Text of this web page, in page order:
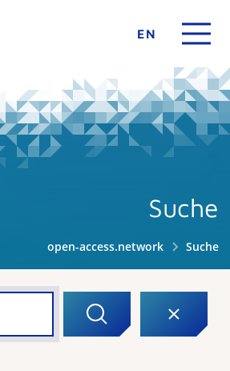
EN
Suche
open-access.network Suche